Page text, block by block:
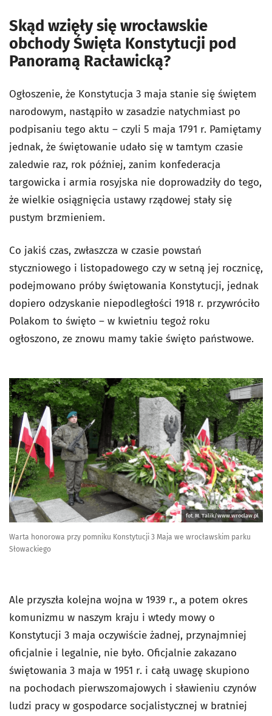
Skąd wzięły się wrocławskie
obchody Święta Konstytucji pod
Panoramą Racławicką?
Ogłoszenie, że Konstytucja 3 maja stanie się świętem
narodowym, nastąpiło w zasadzie natychmiast po
podpisaniu tego aktu – czyli 5 maja 1791 r. Pamiętamy
jednak, że świętowanie udało się w tamtym czasie
zaledwie raz, rok później, zanim konfederacja
targowicka i armia rosyjska nie doprowadziły do tego,
że wielkie osiągnięcia ustawy rządowej stały się
pustym brzmieniem.
Co jakiś czas, zwłaszcza w czasie powstań
styczniowego i listopadowego czy w setną jej rocznicę,
podejmowano próby świętowania Konstytucji, jednak
dopiero odzyskanie niepodległości 1918 r. przywróciło
Polakom to święto – w kwietniu tegoż roku
ogłoszono, ze znowu mamy takie święto państwowe.
fot. M. Talik/www.wroclaw.pl
Warta honorowa przy pomniku Konstytucji 3 Maja we wrocławskim parku
Słowackiego
Ale przyszła kolejna wojna w 1939 r., a potem okres
komunizmu w naszym kraju i wtedy mowy o
Konstytucji 3 maja oczywiście żadnej, przynajmniej
oficjalnie i legalnie, nie było. Oficjalnie zakazano
świętowania 3 maja w 1951 r. i całą uwagę skupiono
na pochodach pierwszomajowych i sławieniu czynów
ludzi pracy w gospodarce socjalistycznej w bratniej